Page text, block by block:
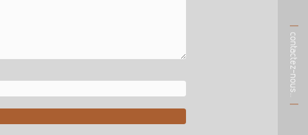
contactez-nous…